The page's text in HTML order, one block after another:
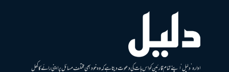
ادارہ ’دلیل‘ اپنے تمام قارئین کو اس بات کی دعوت دیتا ہے کہ وہ خود بھی مختلف مسائل پر اپنی رائے کا کھل